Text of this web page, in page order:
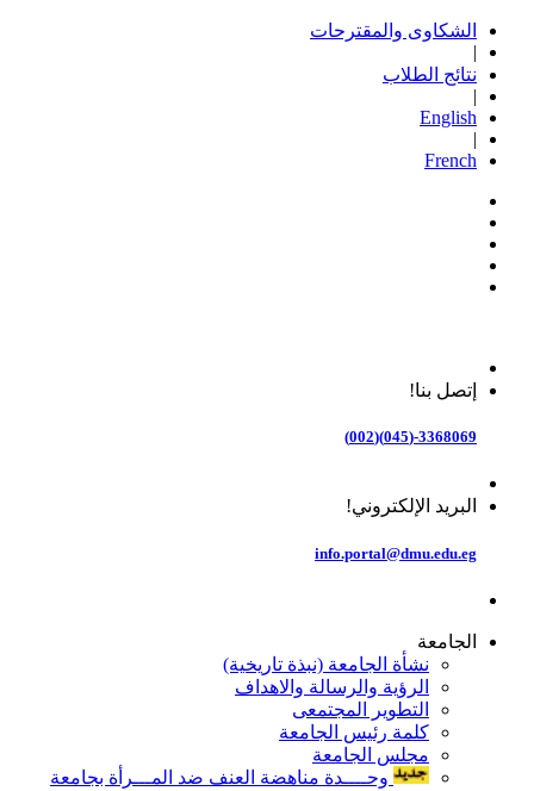
الشكاوى والمقترحات
|
نتائج الطلاب
|
English
|
French
إتصل بنا!
3368069-(045)(002)
البريد الإلكتروني!
info.portal@dmu.edu.eg
الجامعة
نشأة الجامعة (نبذة تاريخية)
الرؤية والرسالة والاهداف
التطوير المجتمعى
كلمة رئيس الجامعة
مجلس الجامعة
وحــــدة مناهضة العنف ضد المـــرأة بجامعة